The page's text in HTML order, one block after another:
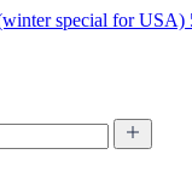
special for USA)